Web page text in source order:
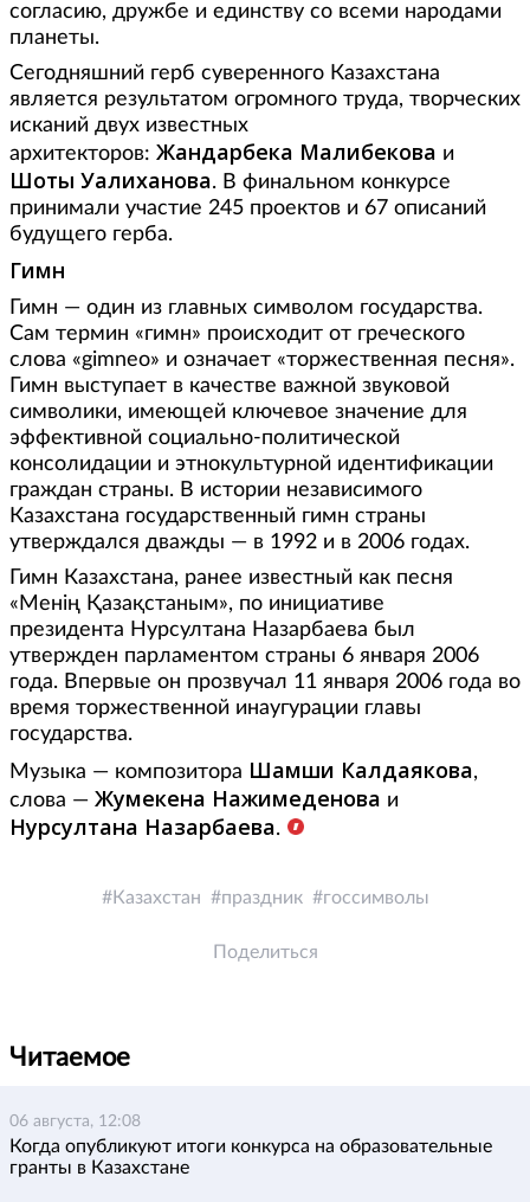
согласию, дружбе и единству со всеми народами
планеты.
Сегодняшний герб суверенного Казахстана
является результатом огромного труда, творческих
исканий двух известных
архитекторов: Жандарбека Малибекова и
Шоты Уалиханова. В финальном конкурсе
принимали участие 245 проектов и 67 описаний
будущего герба.
Гимн
Гимн — один из главных символом государства.
Сам термин «гимн» происходит от греческого
слова «gimneo» и означает «торжественная песня».
Гимн выступает в качестве важной звуковой
символики, имеющей ключевое значение для
эффективной социально-политической
консолидации и этнокультурной идентификации
граждан страны. В истории независимого
Казахстана государственный гимн страны
утверждался дважды — в 1992 и в 2006 годах.
Гимн Казахстана, ранее известный как песня
«Менің Қазақстаным», по инициативе
президента Нурсултана Назарбаева был
утвержден парламентом страны 6 января 2006
года. Впервые он прозвучал 11 января 2006 года во
время торжественной инаугурации главы
государства.
Музыка — композитора Шамши Калдаякова,
слова — Жумекена Нажимеденова и
Нурсултана Назарбаева.
Казахстан праздник госсимволы
Поделиться
Читаемое
06 августа, 12:08
Когда опубликуют итоги конкурса на образовательные
гранты в Казахстане